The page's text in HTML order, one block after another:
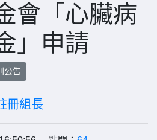
會「心臟病
」申請
公告
冊組長